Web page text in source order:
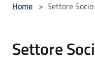
Home > Settore
Settore